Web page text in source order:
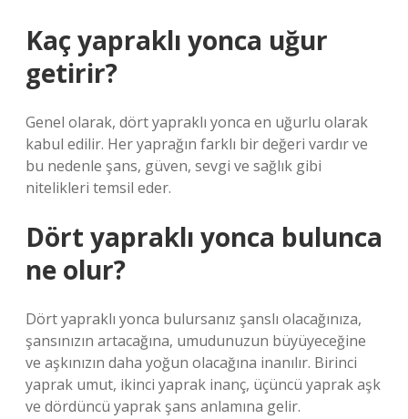
Kaç yapraklı yonca uğur
getirir?
Genel olarak, dört yapraklı yonca en uğurlu olarak
kabul edilir. Her yaprağın farklı bir değeri vardır ve
bu nedenle şans, güven, sevgi ve sağlık gibi
nitelikleri temsil eder.
Dört yapraklı yonca bulunca
ne olur?
Dört yapraklı yonca bulursanız şanslı olacağınıza,
şansınızın artacağına, umudunuzun büyüyeceğine
ve aşkınızın daha yoğun olacağına inanılır. Birinci
yaprak umut, ikinci yaprak inanç, üçüncü yaprak aşk
ve dördüncü yaprak şans anlamına gelir.